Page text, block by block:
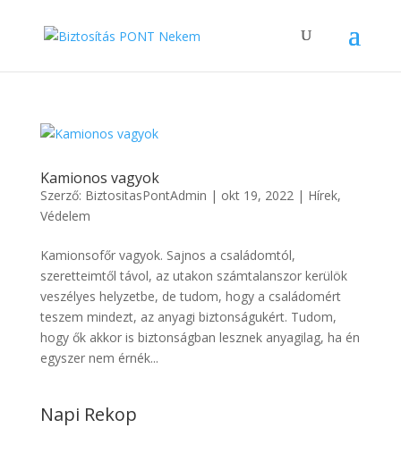
Kamionos vagyok
Szerző: BiztositasPontAdmin | okt 19, 2022| Hírek,
Védelem
Kamionsofőr vagyok. Sajnos a családomtól,
szeretteimtől távol, az utakon számtalanszor kerülök
veszélyes helyzetbe, de tudom, hogy a családomért
teszem mindezt, az anyagi biztonságukért. Tudom,
hogy ők akkor is biztonságban lesznek anyagilag, ha én
egyszer nem érnék...
Napi Rekop